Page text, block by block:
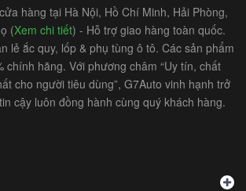
hàng tại Hà Nội, Hồ Chí Minh, Hải Phòng,
(Xem chi tiết) - Hỗ trợ giao hàng toàn quốc.
lẻ ắc quy, lốp & phụ tùng ô tô. Các sản phẩm
chính hãng. Với phương châm “Uy tín, chất
cho người tiêu dùng”, G7Auto vinh hạnh trở
cậy luôn đồng hành cùng quý khách hàng.